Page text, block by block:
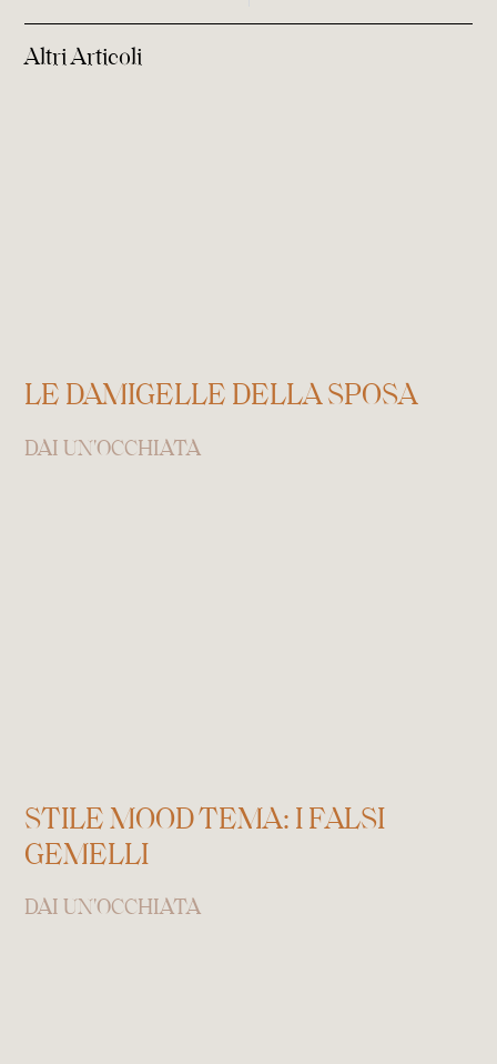
Altri Articoli
LE DAMIGELLE DELLA SPOSA
DAI UN'OCCHIATA
STILE MOOD TEMA: I FALSI
GEMELLI
DAI UN'OCCHIATA